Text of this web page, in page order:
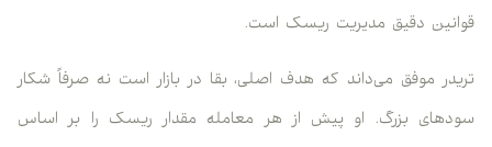
قوانین دقیق مدیریت ریسک است.
تریدر موفق می‌داند که هدف اصلی، بقا در بازار است نه صرفاً شکار
سودهای بزرگ. او پیش از هر معامله مقدار ریسک را بر اساس